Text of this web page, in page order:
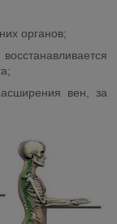
органов;
вен, за